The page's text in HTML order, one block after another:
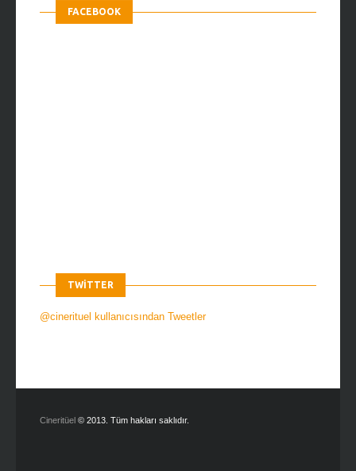
FACEBOOK
TWITTER
@cinerituel kullanıcısından Tweetler
Cineritüel © 2013. Tüm hakları saklıdır.